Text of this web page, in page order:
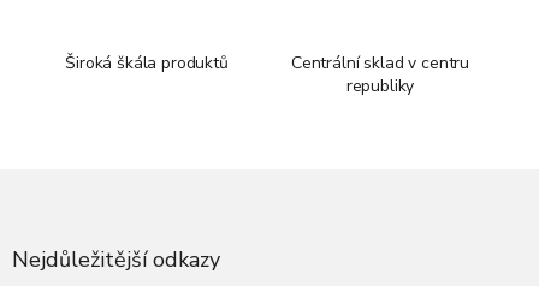
Široká škála produktů
Centrální sklad v centru
republiky
Nejdůležitější odkazy